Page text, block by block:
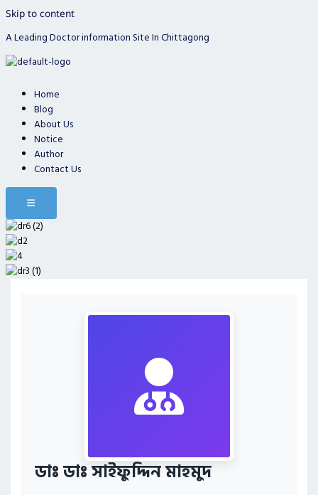
Skip to content
A Leading Doctor information Site In Chittagong
Home
Blog
About Us
Notice
Author
Contact Us
Hamburger Toggle Menu
ডাঃ ডাঃ সাইফুদ্দিন মাহমুদ